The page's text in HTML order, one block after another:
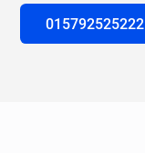
015792525222